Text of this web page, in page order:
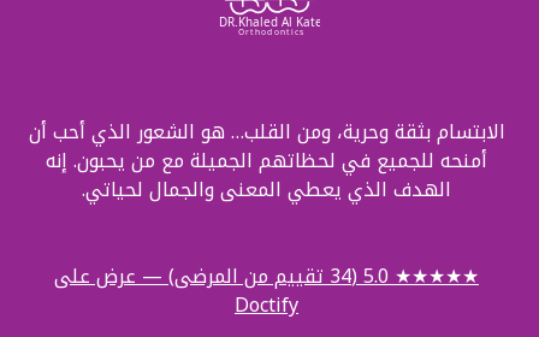
الابتسام بثقة وحرية، ومن القلب… هو الشعور الذي أحب أن
أمنحه للجميع في لحظاتهم الجميلة مع من يحبون. إنه
الهدف الذي يعطي المعنى والجمال لحياتي.
★★★★★ 5.0 (34 تقييم من المرضى) — عرض على
Doctify